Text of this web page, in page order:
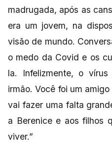
madrugada, após as
era um jovem, na
visão de mundo.
o medo da Covid e os
la. Infelizmente, o
irmão. Você foi um
vai fazer uma falta
a Berenice e aos filhos
viver.”